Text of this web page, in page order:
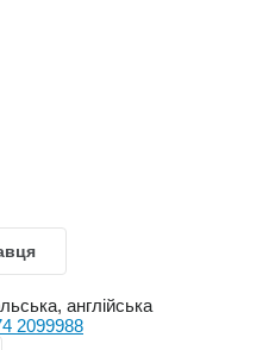
англійська
2099988